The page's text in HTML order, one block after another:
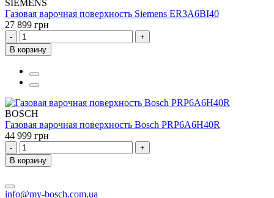
SIEMENS
Газовая варочная поверхность Siemens ER3A6BI40
27 899 грн
-
+
В корзину
BOSCH
Газовая варочная поверхность Bosch PRP6A6H40R
44 999 грн
-
+
В корзину
info@my-bosch.com.ua